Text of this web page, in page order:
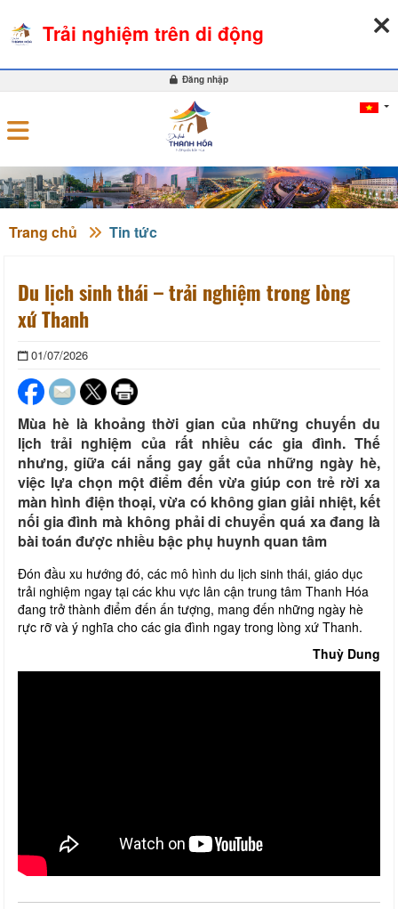
Đăng nhập
Trang chủ Tin tức
Du lịch sinh thái – trải nghiệm trong lòng
xứ Thanh
01/07/2026
Mùa hè là khoảng thời gian của những chuyến du
lịch trải nghiệm của rất nhiều các gia đình. Thế
nhưng, giữa cái nắng gay gắt của những ngày hè,
việc lựa chọn một điểm đến vừa giúp con trẻ rời xa
màn hình điện thoại, vừa có không gian giải nhiệt, kết
nối gia đình mà không phải di chuyển quá xa đang là
bài toán được nhiều bậc phụ huynh quan tâm
Đón đầu xu hướng đó, các mô hình du lịch sinh thái, giáo dục
trải nghiệm ngay tại các khu vực lân cận trung tâm Thanh Hóa
đang trở thành điểm đến ấn tượng, mang đến những ngày hè
rực rỡ và ý nghĩa cho các gia đình ngay trong lòng xứ Thanh.
Thuỳ Dung
Trải nghiệm trên di động